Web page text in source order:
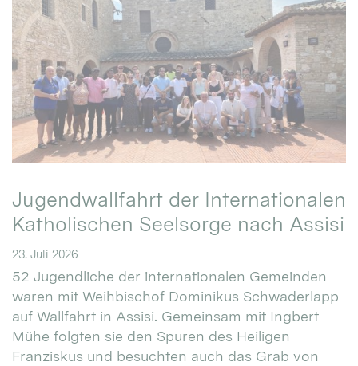
Jugendwallfahrt der Internationalen
Katholischen Seelsorge nach Assisi
23. Juli 2026
52 Jugendliche der internationalen Gemeinden
waren mit Weihbischof Dominikus Schwaderlapp
auf Wallfahrt in Assisi. Gemeinsam mit Ingbert
Mühe folgten sie den Spuren des Heiligen
Franziskus und besuchten auch das Grab von